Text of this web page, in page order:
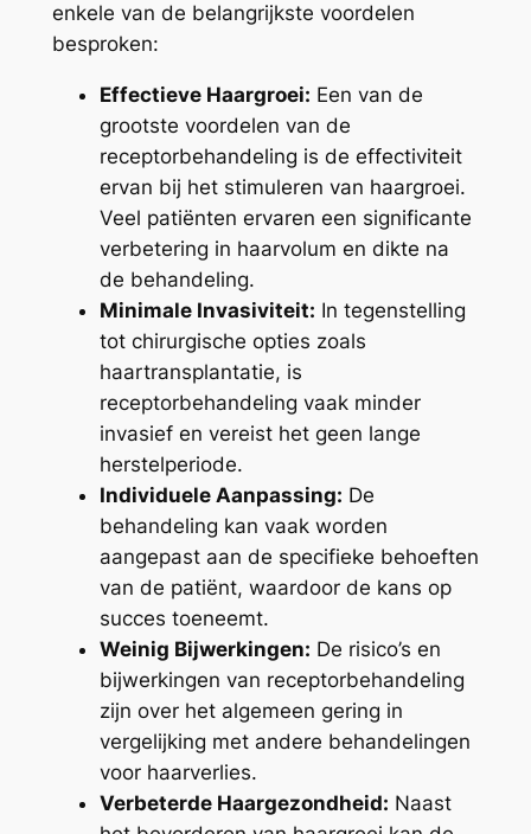
enkele van de belangrijkste voordelen
besproken:
Effectieve Haargroei: Een van de
grootste voordelen van de
receptorbehandeling is de effectiviteit
ervan bij het stimuleren van haargroei.
Veel patiënten ervaren een significante
verbetering in haarvolum en dikte na
de behandeling.
Minimale Invasiviteit: In tegenstelling
tot chirurgische opties zoals
haartransplantatie, is
receptorbehandeling vaak minder
invasief en vereist het geen lange
herstelperiode.
Individuele Aanpassing: De
behandeling kan vaak worden
aangepast aan de specifieke behoeften
van de patiënt, waardoor de kans op
succes toeneemt.
Weinig Bijwerkingen: De risico’s en
bijwerkingen van receptorbehandeling
zijn over het algemeen gering in
vergelijking met andere behandelingen
voor haarverlies.
Verbeterde Haargezondheid: Naast